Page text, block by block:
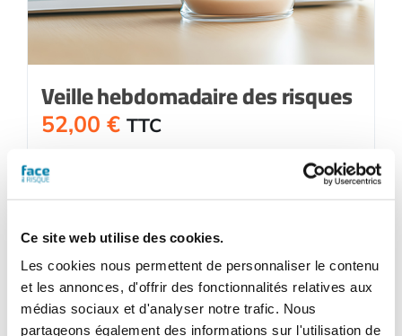
Ce site web utilise des cookies.
Les cookies nous permettent de personnaliser le contenu
et les annonces, d'offrir des fonctionnalités relatives aux
médias sociaux et d'analyser notre trafic. Nous
partageons également des informations sur l'utilisation de
Veille hebdomadaire des risques
52,00 € TTC
Détails